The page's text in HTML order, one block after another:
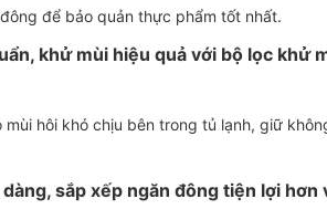
để bảo quản thực phẩm tốt nhất.
khử mùi hiệu quả với bộ lọc khử
mùi hôi khó chịu bên trong tủ lạnh, giữ
dàng, sắp xếp ngăn đông tiện lợi